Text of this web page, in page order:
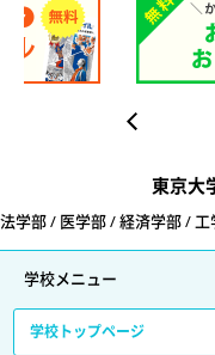
東京大
法学部 / 医学部 / 経済学部 /
学校メニュー
学校トップページ